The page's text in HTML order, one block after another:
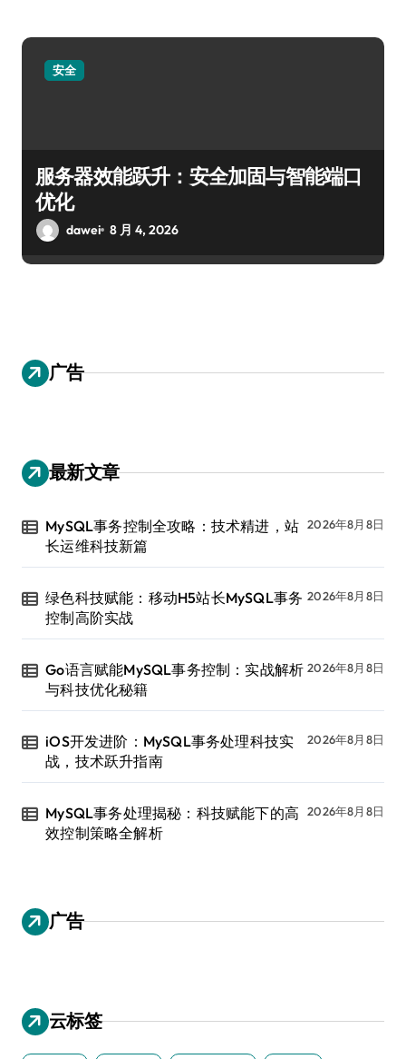
安全
服务器效能跃升：安全加固与智能端口
优化
dawei 8 月 4, 2026
广告
最新文章
MySQL事务控制全攻略：技术精进，站
长运维科技新篇
2026年8月8日
绿色科技赋能：移动H5站长MySQL事务
控制高阶实战
2026年8月8日
Go语言赋能MySQL事务控制：实战解析
与科技优化秘籍
2026年8月8日
iOS开发进阶：MySQL事务处理科技实
战，技术跃升指南
2026年8月8日
MySQL事务处理揭秘：科技赋能下的高
效控制策略全解析
2026年8月8日
广告
云标签